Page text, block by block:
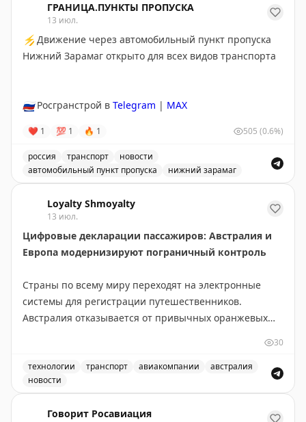
ГРАНИЦА.ПУНКТЫ ПРОПУСКА
13 июл.
⚡ Движение через автомобильный пункт пропуска
Нижний Зарамаг открыто для всех видов транспорта
🇷🇺Росгранстрой в Telegram | MAX
❤ 1 💯 1 🔥 1 505 (0.6%)
россия транспорт
новости
автомобильный пункт пропуска
нижний зарамаг
Loyalty Shmoyalty
13 июл.
Цифровые декларации пассажиров: Австралия и
Европа модернизируют пограничный контроль
Страны по всему миру переходят на электронные
системы для регистрации путешественников.
Австралия отказывается от привычных оранжевых
платформы Australia Travel Declaration. Новая система
будет внедрена во всех международных аэропортах и
портах в течение 12-18 месяцев. На проект выделено
программа уже запущена с авиакомпанией Qantas.
30
технологии транспорт авиакомпании
австралия
новости
Говорит Росавиация